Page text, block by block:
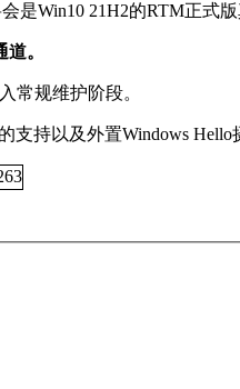
是Win10 21H2的RTM正式版
。
常规维护阶段。
持以及外置Windows Hello